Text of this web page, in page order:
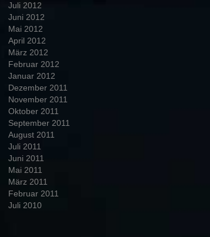
Juli 2012
Juni 2012
Mai 2012
April 2012
März 2012
Februar 2012
Januar 2012
Dezember 2011
November 2011
Oktober 2011
September 2011
August 2011
Juli 2011
Juni 2011
Mai 2011
März 2011
Februar 2011
Juli 2010